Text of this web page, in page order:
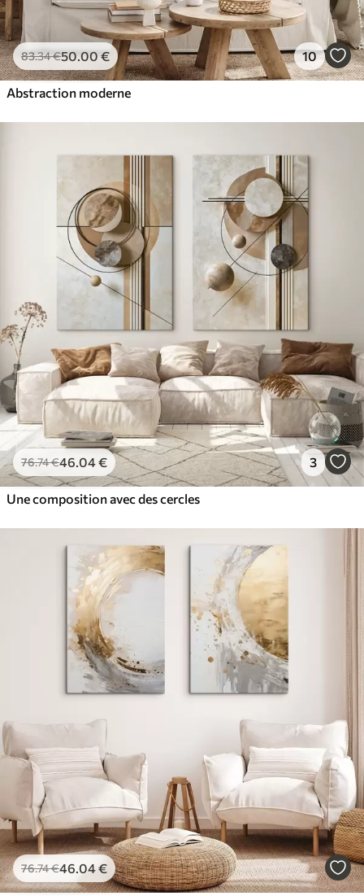
83.34€50.00 € 10
Abstraction moderne
76.74€46.04€ 3
Une composition avec des cercles
76.74€46.04€